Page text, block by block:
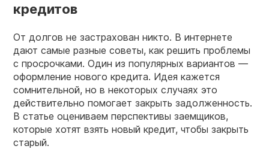
кредитов
От долгов не застрахован никто. В интернете
дают самые разные советы, как решить проблемы
с просрочками. Один из популярных вариантов —
оформление нового кредита. Идея кажется
сомнительной, но в некоторых случаях это
действительно помогает закрыть задолженность.
В статье оцениваем перспективы заемщиков,
которые хотят взять новый кредит, чтобы закрыть
старый.